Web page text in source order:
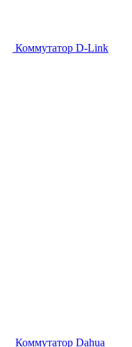
Коммутатор D-Link
Коммутатор Dahua